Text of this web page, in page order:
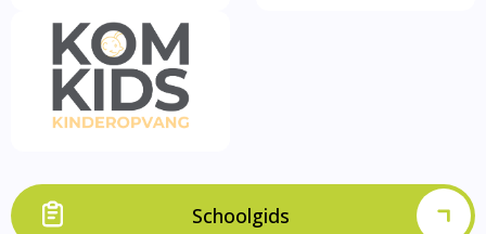
Schoolgids